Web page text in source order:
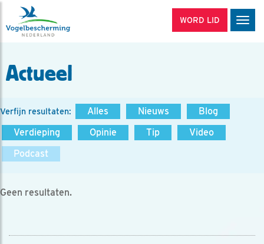
WORD LID
Actueel
Verfijn resultaten: Alles Nieuws
Blog
Verdieping
Opinie Tip
Video
Podcast
Geen resultaten.